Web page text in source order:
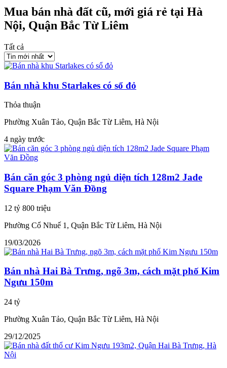
Mua bán nhà đất cũ, mới giá rẻ tại Hà
Nội, Quận Bắc Từ Liêm
Tất cả
Bán nhà khu Starlakes có sổ đỏ
Thỏa thuận
Phường Xuân Tảo, Quận Bắc Từ Liêm, Hà Nội
4 ngày trước
Bán căn góc 3 phòng ngủ diện tích 128m2 Jade
Square Phạm Văn Đồng
12 tỷ 800 triệu
Phường Cổ Nhuế 1, Quận Bắc Từ Liêm, Hà Nội
19/03/2026
Bán nhà Hai Bà Trưng, ngõ 3m, cách mặt phố Kim
Ngưu 150m
24 tỷ
Phường Xuân Tảo, Quận Bắc Từ Liêm, Hà Nội
29/12/2025